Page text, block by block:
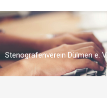
Stenografenverein Dülmen e. V.